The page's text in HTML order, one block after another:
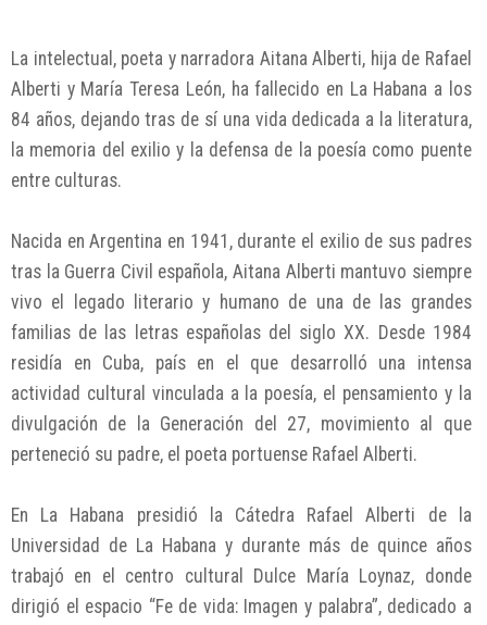
La intelectual, poeta y narradora Aitana Alberti, hija de Rafael
Alberti y María Teresa León, ha fallecido en La Habana a los
84 años, dejando tras de sí una vida dedicada a la literatura,
la memoria del exilio y la defensa de la poesía como puente
entre culturas.
Nacida en Argentina en 1941, durante el exilio de sus padres
tras la Guerra Civil española, Aitana Alberti mantuvo siempre
vivo el legado literario y humano de una de las grandes
familias de las letras españolas del siglo XX. Desde 1984
residía en Cuba, país en el que desarrolló una intensa
actividad cultural vinculada a la poesía, el pensamiento y la
divulgación de la Generación del 27, movimiento al que
perteneció su padre, el poeta portuense Rafael Alberti.
En La Habana presidió la Cátedra Rafael Alberti de la
Universidad de La Habana y durante más de quince años
trabajó en el centro cultural Dulce María Loynaz, donde
dirigió el espacio “Fe de vida: Imagen y palabra”, dedicado a